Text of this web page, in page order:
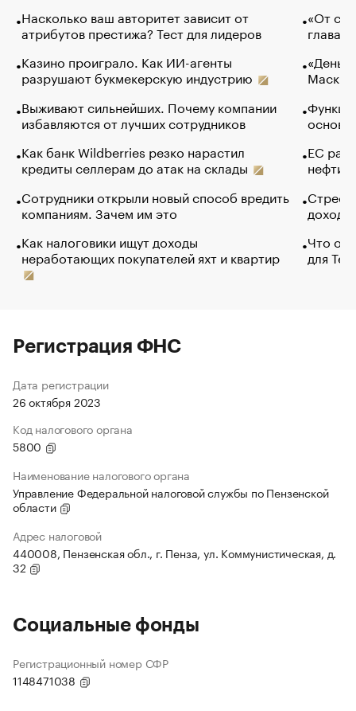
Насколько ваш авторитет зависит от
атрибутов престижа? Тест для лидеров
Казино проиграло. Как ИИ-агенты
разрушают букмекерскую индустрию
Выживают сильнейших. Почему компании
избавляются от лучших сотрудников
Как банк Wildberries резко нарастил
кредиты селлерам до атак на склады
Сотрудники открыли новый способ вредить
компаниям. Зачем им это
Как налоговики ищут доходы
неработающих покупателей яхт и квартир
«От
глава
Маск в
основ
ЕС
нефти
Что
для
Регистрация ФНС
Дата регистрации
26 октября 2023
Код налогового органа
5800
Наименование налогового органа
Управление Федеральной налоговой службы по Пензенской
области
Адрес налоговой
440008, Пензенская обл., г. Пенза, ул. Коммунистическая, д.
32
Социальные фонды
Регистрационный номер СФР
1148471038